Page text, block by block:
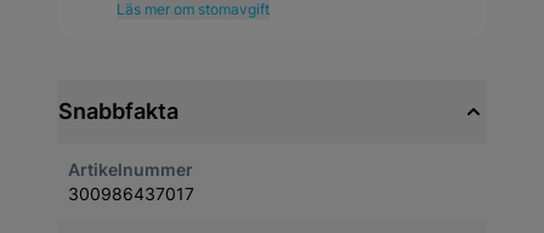
Läs mer om stomavgift
Snabbfakta
Artikelnummer
300986437017